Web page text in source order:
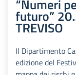
“Numeri
futuro”
TREVISO
Il Dipartimento
edizione del